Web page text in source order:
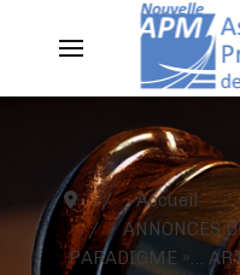
Accueil
ANNONCES
PARADIGME »…